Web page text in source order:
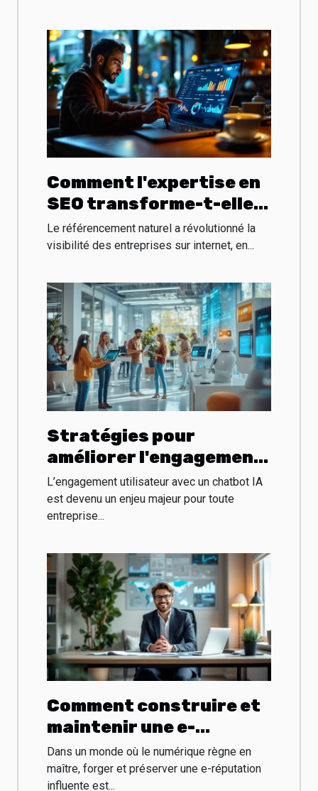
Comment l'expertise en
SEO transforme-t-elle
les entreprises locales ?
Le référencement naturel a révolutionné la
visibilité des entreprises sur internet, en...
Stratégies pour
améliorer l'engagement
utilisateur avec un
chatbot IA
L’engagement utilisateur avec un chatbot IA
est devenu un enjeu majeur pour toute
entreprise...
Comment construire et
maintenir une e-
réputation influente
dans le secteur
Dans un monde où le numérique règne en
maître, forger et préserver une e-réputation
influente est...